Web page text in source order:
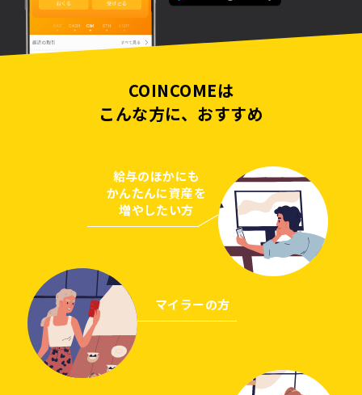
COINCOMEは
こんな方に、おすすめ